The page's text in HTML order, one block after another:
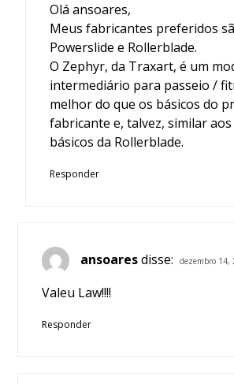
Olá ansoares,
Meus fabricantes preferidos
Powerslide e Rollerblade.
O Zephyr, da Traxart, é um
intermediário para passeio /
melhor do que os básicos do
fabricante e, talvez, similar
básicos da Rollerblade.
Responder
ansoares disse: dezembro 14,
Valeu Law!!!!
Responder